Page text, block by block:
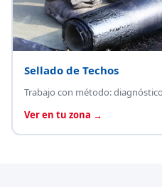
Sellado de Techos
Trabajo con método:
Ver en tu zona →